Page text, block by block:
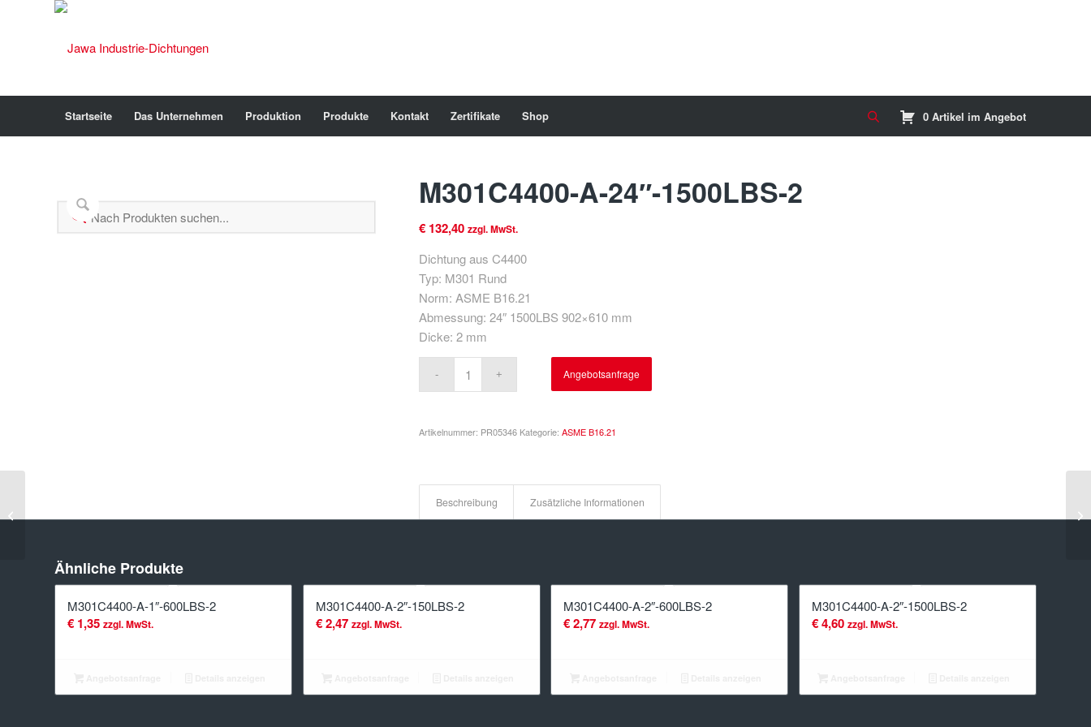
Startseite Das Unternehmen Produktion Produkte Kontakt Zertifikate Shop 0 Artikel im Angebot
M301C4400-A-24″-1500LBS-2
€ 132,40 zzgl. MwSt.
Dichtung aus C4400
Typ: M301 Rund
Norm: ASME B16.21
Abmessung: 24″ 1500LBS 902×610 mm
Dicke: 2 mm
Angebotsanfrage
Artikelnummer: PR05346 Kategorie:ASME B16.21
Beschreibung Zusätzliche Informationen
Ähnliche Produkte
M301C4400-A-1″-600LBS-2
€ 1,35 zzgl. MwSt.
M301C4400-A-2″-150LBS-2
€2,47 zzgl. MwSt.
M301C4400-A-2″-600LBS-2
€2,77 zzgl. MwSt.
M301C4400-A-2″-1500LBS-2
€4,60 zzgl. MwSt.
24″-900LBS-